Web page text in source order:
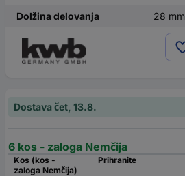
Dolžina delovanja
28 mm
Dostava čet, 13.8.
6 kos - zaloga Nemčija
Kos (kos -
zaloga Nemčija)
Prihranite